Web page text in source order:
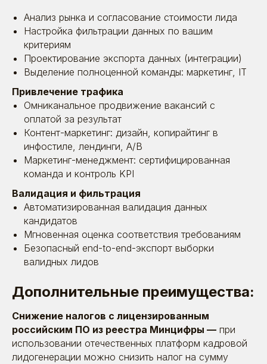
Анализ рынка и согласование стоимости лида
Настройка фильтрации данных по вашим
критериям
Проектирование экспорта данных (интеграции)
Выделение полноценной команды: маркетинг, IT
Привлечение трафика
Омниканальное продвижение вакансий с
оплатой за результат
Контент-маркетинг: дизайн, копирайтинг в
инфостиле, лендинги, A/B
Маркетинг-менеджмент: сертифицированная
команда и контроль KPI
Валидация и фильтрация
Автоматизированная валидация данных
кандидатов
Мгновенная оценка соответствия требованиям
Безопасный end-to-end-экспорт выборки
валидных лидов
Дополнительные преимущества:
Снижение налогов с лицензированным
российским ПО из реестра Минцифры — при
использовании отечественных платформ кадровой
лидогенерации можно снизить налог на сумму